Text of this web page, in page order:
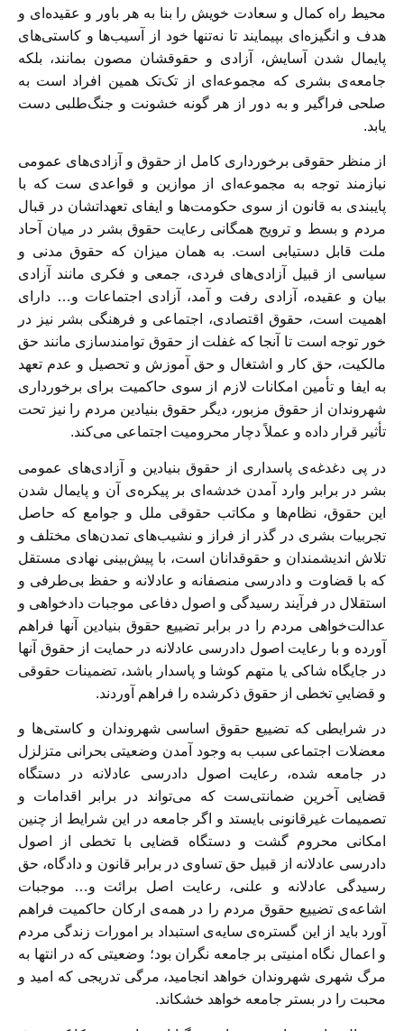
محیط راه کمال و سعادت خویش را بنا به هر باور و عقیده‌ای و
هدف و انگیزه‌ای بپیمایند تا نه‌تنها خود از آسیب‌ها و کاستی‌های
پایمال شدن آسایش، آزادی و حقوقشان مصون بمانند، بلکه
جامعه‌ی بشری که مجموعه‌ای از تک‌تک همین افراد است به
صلحی فراگیر و به دور از هر گونه خشونت و جنگ‌طلبی دست
یابد.
از منظر حقوقی برخورداری کامل از حقوق و آزادی‌های عمومی
نیازمند توجه به مجموعه‌ای از موازین و قواعدی ست که با
پایبندی به قانون از سوی حکومت‌ها و ایفای تعهداتشان در قبال
مردم و بسط و ترویج همگانی رعایت حقوق بشر در میان آحاد
ملت قابل دستیابی است. به همان میزان که حقوق مدنی و
سیاسی از قبیل آزادی‌های فردی، جمعی و فکری مانند آزادی
بیان و عقیده، آزادی رفت و آمد، آزادی اجتماعات و… دارای
اهمیت است، حقوق اقتصادی، اجتماعی و فرهنگی بشر نیز در
خور توجه است تا آنجا که غفلت از حقوق توامندسازی مانند حق
مالکیت، حق کار و اشتغال و حق آموزش و تحصیل و عدم تعهد
به ایفا و تأمین امکانات لازم از سوی حاکمیت برای برخورداری
شهروندان از حقوق مزبور، دیگر حقوق بنیادین مردم را نیز تحت
تأثیر قرار داده و عملاً دچار محرومیت اجتماعی می‌کند.
در پی دغدغه‌ی پاسداری از حقوق بنیادین و آزادی‌های عمومی
بشر در برابر وارد آمدن خدشه‌ای بر پیکره‌ی آن و پایمال شدن
این حقوق، نظام‌ها و مکاتب حقوقی ملل و جوامع که حاصل
تجربیات بشری در گذر از فراز و نشیب‌های تمدن‌های مختلف و
تلاش اندیشمندان و حقوقدانان است، با پیش‌بینی نهادی مستقل
که با قضاوت و دادرسی منصفانه و عادلانه و حفظ بی‌طرفی و
استقلال در فرآیند رسیدگی و اصول دفاعی موجبات دادخواهی و
عدالت‌خواهی مردم را در برابر تضییع حقوق بنیادین آنها فراهم
آورده و با رعایت اصول دادرسی عادلانه در حمایت از حقوق آنها
در جایگاه شاکی یا متهم کوشا و پاسدار باشد، تضمینات حقوقی
و قضاییِ تخطی از حقوق ذکرشده را فراهم آوردند.
در شرایطی که تضییع حقوق اساسی شهروندان و کاستی‌ها و
معضلات اجتماعی سبب به وجود آمدن وضعیتی بحرانی متزلزل
در جامعه شده، رعایت اصول دادرسی عادلانه در دستگاه
قضایی آخرین ضمانتی‌ست که می‌تواند در برابر اقدامات و
تصمیمات غیرقانونی بایستد و اگر جامعه در این شرایط از چنین
امکانی محروم گشت و دستگاه قضایی با تخطی از اصول
دادرسی عادلانه از قبیل حق تساوی در برابر قانون و دادگاه، حق
رسیدگی عادلانه و علنی، رعایت اصل برائت و… موجبات
اشاعه‌ی تضییع حقوق مردم را در همه‌ی ارکان حاکمیت فراهم
آورد باید از این گستره‌ی سایه‌ی استبداد بر امورات زندگی مردم
و اعمال نگاه امنیتی بر جامعه نگران بود؛ وضعیتی که در انتها به
مرگ شهری شهروندان خواهد انجامید، مرگی تدریجی که امید و
محبت را در بستر جامعه خواهد خشکاند.